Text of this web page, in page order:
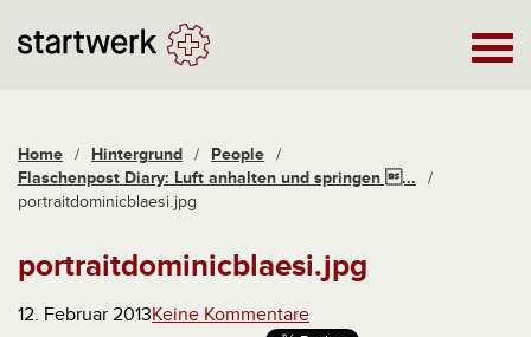
Home / Hintergrund / People /
Flaschenpost Diary: Luft anhalten und springen ...
/
portraitdominicblaesi.jpg
portraitdominicblaesi.jpg
12. Februar 2013Keine Kommentare